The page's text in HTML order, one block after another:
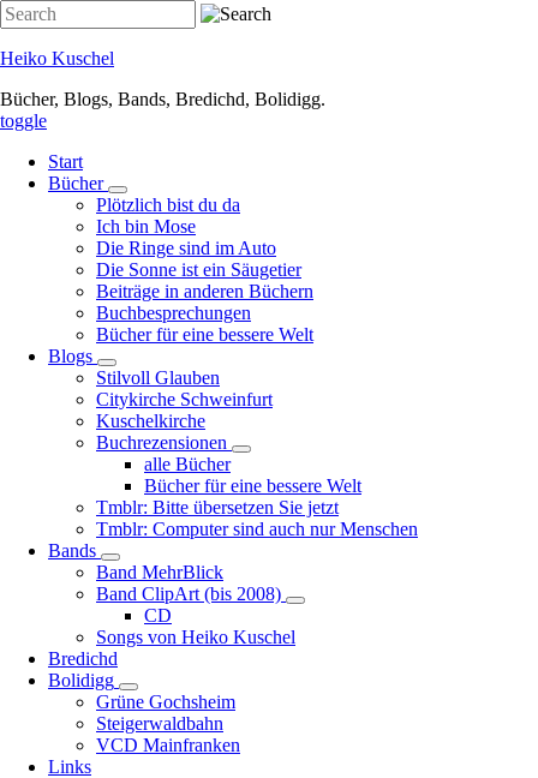
Direkt
zum
Inhalt
Search
Heiko Kuschel
Bücher, Blogs, Bands, Bredichd, Bolidigg.
toggle
Start
Bücher
Unternavigation
von
Bücher
Plötzlich bist du da
Ich bin Mose
Die Ringe sind im Auto
Die Sonne ist ein Säugetier
Beiträge in anderen Büchern
Buchbesprechungen
Bücher für eine bessere Welt
Blogs
Unternavigation
von
Blogs
Stilvoll Glauben
Citykirche Schweinfurt
Kuschelkirche
Buchrezensionen
Unternavigation
von
Buchrezensionen
alle Bücher
Bücher für eine bessere Welt
Tmblr: Bitte übersetzen Sie jetzt
Tmblr: Computer sind auch nur Menschen
Bands
Unternavigation
von
Bands
Band MehrBlick
Band ClipArt (bis 2008)
Unternavigation
CD
Songs von Heiko Kuschel
Bredichd
Bolidigg
Unternavigation
von
Bolidigg
Grüne Gochsheim
Steigerwaldbahn
VCD Mainfranken
Links